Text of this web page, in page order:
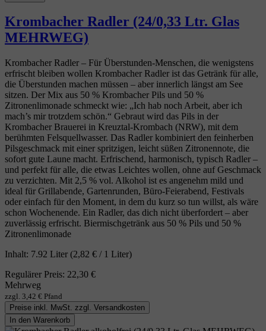
Krombacher Radler (24/0,33 Ltr. Glas
MEHRWEG)
Krombacher Radler – Für Überstunden‑Menschen, die wenigstens
erfrischt bleiben wollen Krombacher Radler ist das Getränk für alle,
die Überstunden machen müssen – aber innerlich längst am See
sitzen. Der Mix aus 50 % Krombacher Pils und 50 %
Zitronenlimonade schmeckt wie: „Ich hab noch Arbeit, aber ich
mach’s mir trotzdem schön.“ Gebraut wird das Pils in der
Krombacher Brauerei in Kreuztal‑Krombach (NRW), mit dem
berühmten Felsquellwasser. Das Radler kombiniert den feinherben
Pilsgeschmack mit einer spritzigen, leicht süßen Zitronennote, die
sofort gute Laune macht. Erfrischend, harmonisch, typisch Radler –
und perfekt für alle, die etwas Leichtes wollen, ohne auf Geschmack
zu verzichten. Mit 2,5 % vol. Alkohol ist es angenehm mild und
ideal für Grillabende, Gartenrunden, Büro‑Feierabend, Festivals
oder einfach für den Moment, in dem du kurz so tun willst, als wäre
schon Wochenende. Ein Radler, das dich nicht überfordert – aber
zuverlässig erfrischt. Biermischgetränk aus 50 % Pils und 50 %
Zitronenlimonade
Inhalt: 7.92 Liter (2,82 € / 1 Liter)
Regulärer Preis: 22,30 €
Mehrweg
zzgl. 3,42 € Pfand
Preise inkl. MwSt. zzgl. Versandkosten
In den Warenkorb